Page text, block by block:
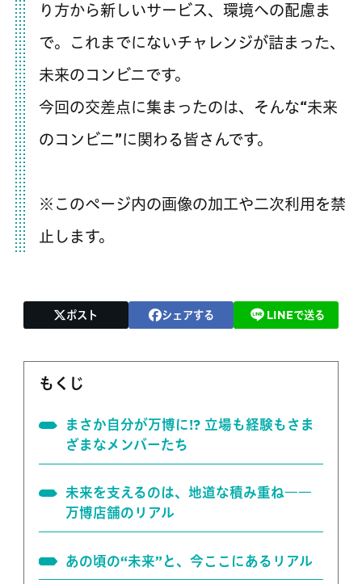
り方から新しいサービス、環境への配慮ま
で。これまでにないチャレンジが詰まった、
未来のコンビニです。
今回の交差点に集まったのは、そんな“未来
のコンビニ”に関わる皆さんです。
※このページ内の画像の加工や二次利用を禁
止します。
ポスト シェアする LINEで送る
もくじ
まさか自分が万博に!? 立場も経験もさま
ざまなメンバーたち
未来を支えるのは、地道な積み重ね――
万博店舗のリアル
あの頃の“未来”と、今ここにあるリアル